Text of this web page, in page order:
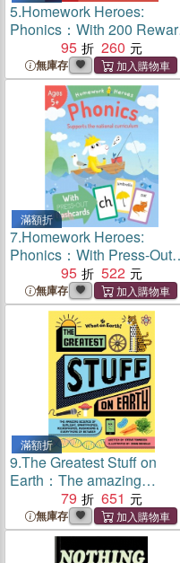
5.Homework Heroes:
Phonics：With 200
95 260
無庫存
滿額折
7.Homework Heroes:
Phonics：With Press-Out
Flashcards
95 522
無庫存
滿額折
9.The Greatest Stuff on
Earth：The amazing
science of sunlight,
smartphones, microphones,
mushrooms & everything
between (英國版)
79 651
無庫存